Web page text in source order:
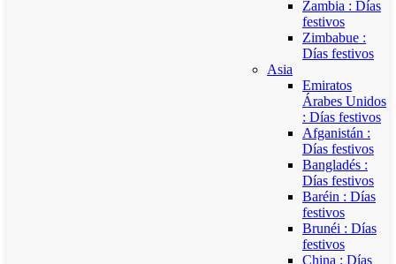
Zambia : Días
festivos
Zimbabue :
Días festivos
Asia
Emiratos
Árabes Unidos
: Días festivos
Afganistán :
Días festivos
Bangladés :
Días festivos
Baréin : Días
festivos
Brunéi : Días
festivos
China : Días